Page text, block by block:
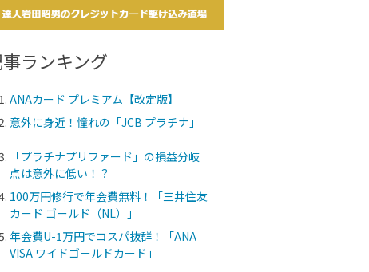
ランキング
ANAカード プレミアム【改定版】
意外に身近！憧れの「JCB プラチナ」
「プラチナプリファード」の損益分岐
点は意外に低い！？
100万円修行で年会費無料！「三井住友
カード ゴールド（NL）」
年会費U-1万円でコスパ抜群！「ANA
VISA ワイドゴールドカード」